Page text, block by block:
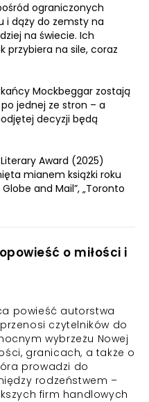
ograniczonych
i dąży do zemsty na
na świecie. Ich
przybiera na sile, coraz
Mockbeggar zostają
jednej ze stron – a
decyzji będą
Award (2025)
mianem książki roku
and Mail”, „Toronto
o miłości i
powieść autorstwa
czytelników do
wybrzeżu Nowej
granicach, a także o
prowadzi do
rodzeństwem –
firm handlowych